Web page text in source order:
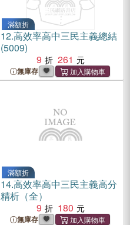
滿額折
12.高效率高中三民主義總結
(5009)
9
261
無庫存
滿額折
14.高效率高中三民主義高分
精析（全）
9
180
無庫存